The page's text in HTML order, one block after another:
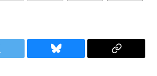
Bluesky
Copy